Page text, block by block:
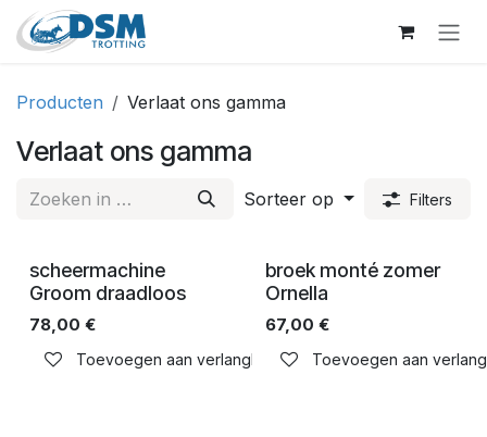
Overslaan naar inhoud
Producten Verlaat ons gamma
Verlaat ons gamma
Sorteer op Filters
scheermachine
Groom draadloos
78,00 €
Toevoegen aan verlanglijst
broek monté zomer
Ornella
67,00 €
Toevoegen aan